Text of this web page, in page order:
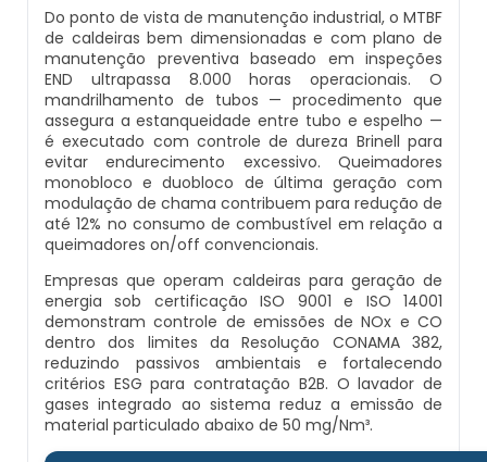
Comprar Caldeira
Controle E Automação De Caldeiras
Curso De Segurança Na Operação De Caldeiras
Curso Operação De Caldeira
Curso Treinamento De Segurança Na Operação
Caldeiras
Economizador Para Caldeiras
Empresa De Serviços Caldeiraria
Fabricante De Tubos Para Caldeira
Inspeção Inicial Em Caldeiras
Inspeção Nas Caldeiras
Inspeção Periodica Em Caldeiras
Manutenção E Inspeção De Caldeiras
Plano De Inspeção De Caldeiras
Prestadores De Serviços Em Inspeção De
Profissionais Para Inspecionar Caldeiras
Profissionais Que Inspecionam Caldeiras
Montagem De Caldeiras A Pellets
Montagem De Caldeiras De Aquecimento
Montagem De Caldeiras Empresa
Preço Montagem De Caldeira A Gás
Preço Montagem De Caldeira A Lenha
Preço Montagem De Caldeira A Vapor
Preço Montagem De Caldeira De Aquecimento
Preço Montagem De Caldeira Gás Natural
Distribuidor De Caldeira A Vapor
Empresa De Caldeira A Vapor
Fabrica De Caldeira A Vapor
Fabricante De Caldeira A Vapor
Ferro Com Caldeira A Vapor
Fornecedor De Caldeira A Vapor
Onde Comprar Caldeira A Vapor
Peças Para Caldeira A Vapor
Peças Para Caldeira A Gás
Queimador De Caldeira A Gás
Queimador Para Caldeira A Gás
Serviço De Manutenção Caldeira A Gás
Valor Caldeira A Gás
Venda Caldeira A Gás
Peças De Caldeiras
Melhor Caldeira Gás Natural
Do ponto de vista de manutenção industrial, o MTBF
de caldeiras bem dimensionadas e com plano de
manutenção preventiva baseado em inspeções
END ultrapassa 8.000 horas operacionais. O
mandrilhamento de tubos — procedimento que
assegura a estanqueidade entre tubo e espelho —
é executado com controle de dureza Brinell para
evitar endurecimento excessivo. Queimadores
monobloco e duobloco de última geração com
modulação de chama contribuem para redução de
até 12% no consumo de combustível em relação a
queimadores on/off convencionais.
Empresas que operam caldeiras para geração de
energia sob certificação ISO 9001 e ISO 14001
demonstram controle de emissões de NOx e CO
dentro dos limites da Resolução CONAMA 382,
reduzindo passivos ambientais e fortalecendo
critérios ESG para contratação B2B. O lavador de
gases integrado ao sistema reduz a emissão de
material particulado abaixo de 50 mg/Nm³.